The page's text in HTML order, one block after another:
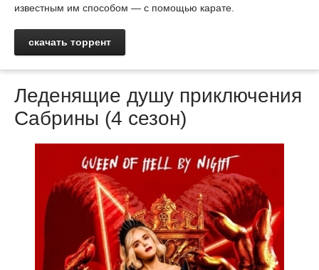
известным им способом — с помощью карате.
скачать торрент
Леденящие душу приключения
Сабрины (4 сезон)